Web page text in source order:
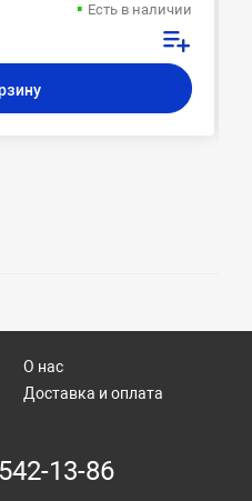
Есть в наличии
О нас
Доставка и оплата
13-86